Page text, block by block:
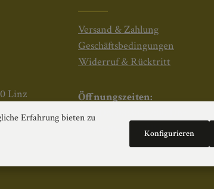
Linz
Versand & Zahlung
Geschäftsbedingungen
Widerruf & Rücktritt
Öffnungszeiten:
Mo–Do: 08:30–17:00 Uhr
Fr: 08:30–12:30 Uhr
Erfahrung bieten zu
Konfigurieren